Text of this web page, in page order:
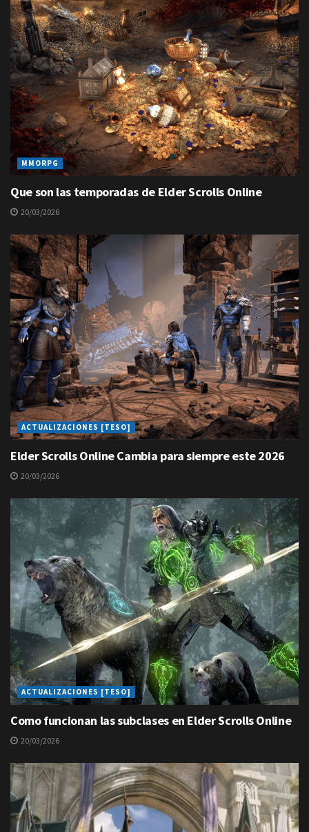
MMORPG
Que son las temporadas de Elder Scrolls Online
20/03/2026
ACTUALIZACIONES [TESO]
Elder Scrolls Online Cambia para siempre este 2026
20/03/2026
ACTUALIZACIONES [TESO]
Como funcionan las subclases en Elder Scrolls Online
20/03/2026